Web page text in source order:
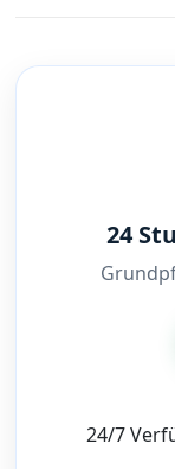
24
24/7